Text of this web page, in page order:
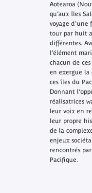
Aotearoa
qu’aux îles
voyage d'une
tour par huit
différentes.
l’élément
chacun de
en exergue la
ces îles du
Donnant
réalisatrices
leur voix en
leur propre
de la
enjeux
rencontrés
Pacifique.